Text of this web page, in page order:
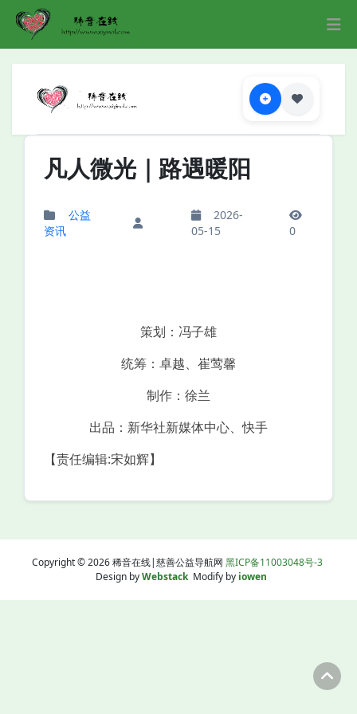
凡人微光｜路遇暖阳
公益
资讯
2026-
05-15
0
策划：冯子雄
统筹：卓越、崔莺馨
制作：徐兰
出品：新华社新媒体中心、快手
【责任编辑:宋如辉】
Copyright © 2026 稀音在线|慈善公益导航网 黑ICP备11003048号-3
Design byWebstackModify by iowen